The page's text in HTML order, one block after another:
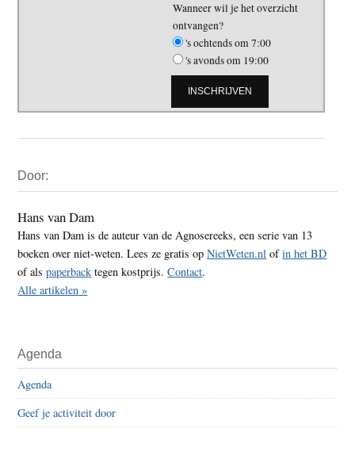
Wanneer wil je het overzicht
ontvangen?
's ochtends om 7:00
's avonds om 19:00
Sidebar
Door:
Hans van Dam
Hans van Dam is de auteur van de Agnosereeks, een serie van 13
boeken over niet-weten. Lees ze gratis opNietWeten.nl ofin het BD
of alspaperback tegen kostprijs.Contact.
Alle artikelen »
Agenda
Agenda
Geef je activiteit door